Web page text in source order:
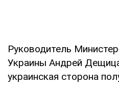
Руководитель
Украины Андрей
украинская сторона